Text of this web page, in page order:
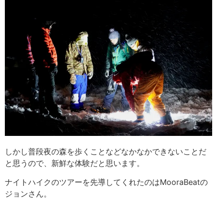
しかし普段夜の森を歩くことなどなかなかできないことだ
と思うので、新鮮な体験だと思います。
ナイトハイクのツアーを先導してくれたのはMooraBeatの
ジョンさん。